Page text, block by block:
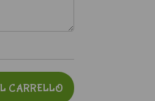
CARRELLO